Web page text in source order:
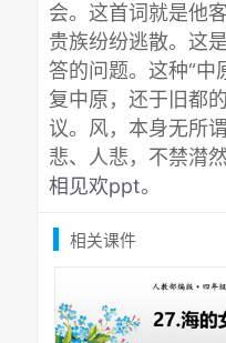
会。这首词就是他
贵族纷纷逃散。这
答的问题。这种“
复中原，还于旧都
议。风，本身无所
悲、人悲，不禁潸
相见欢ppt。
相关课件